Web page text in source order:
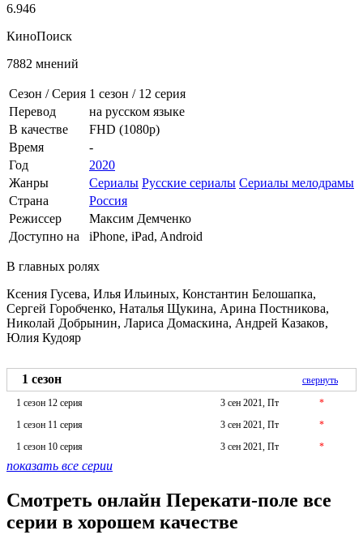
6.946
КиноПоиск
7882 мнений
Сезон / Серия 1 сезон / 12 серия
Перевод
на русском языке
В качестве
FHD (1080p)
Время
-
Год
2020
Жанры
Сериалы Русские сериалы Сериалы мелодрамы
Страна
Россия
Режиссер
Максим Демченко
Доступно на
iPhone, iPad, Android
В главных ролях
Ксения Гусева, Илья Ильиных, Константин Белошапка,
Сергей Горобченко, Наталья Щукина, Арина Постникова,
Николай Добрынин, Лариса Домаскина, Андрей Казаков,
Юлия Кудояр
1 сезон
свернуть
1 сезон 12 серия
3 сен 2021, Пт
*
1 сезон 11 серия
3 сен 2021, Пт
*
1 сезон 10 серия
3 сен 2021, Пт *
показать все серии
Смотреть онлайн Перекати-поле все
серии в хорошем качестве